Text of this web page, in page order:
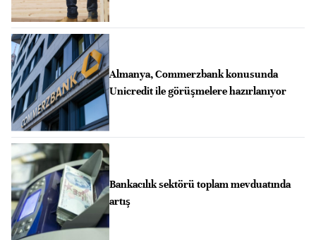
Almanya, Commerzbank konusunda
Unicredit ile görüşmelere hazırlanıyor
Bankacılık sektörü toplam mevduatında
artış